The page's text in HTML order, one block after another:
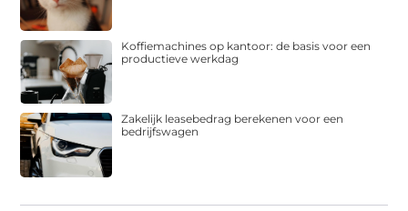
Koffiemachines op kantoor: de basis voor een
productieve werkdag
Zakelijk leasebedrag berekenen voor een
bedrijfswagen